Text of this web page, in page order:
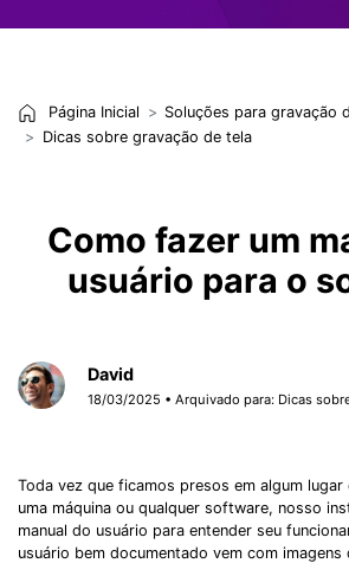
Página Inicial
Soluções para gravação
Dicas sobre gravação de tela
Como fazer um
usuário para o
David
18/03/2025 • Arquivado para: Dicas
Toda vez que ficamos presos em algum lugar
uma máquina ou qualquer software, nosso
manual do usuário para entender seu
usuário bem documentado vem com